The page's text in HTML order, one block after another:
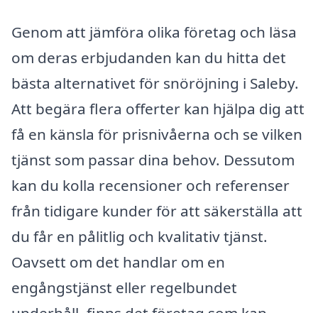
Genom att jämföra olika företag och läsa
om deras erbjudanden kan du hitta det
bästa alternativet för snöröjning i Saleby.
Att begära flera offerter kan hjälpa dig att
få en känsla för prisnivåerna och se vilken
tjänst som passar dina behov. Dessutom
kan du kolla recensioner och referenser
från tidigare kunder för att säkerställa att
du får en pålitlig och kvalitativ tjänst.
Oavsett om det handlar om en
engångstjänst eller regelbundet